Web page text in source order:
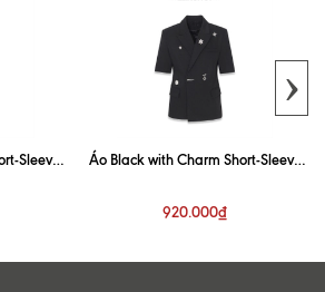
Sleeve
Áo Black with Charm Short-Sleeve
920.000₫
›